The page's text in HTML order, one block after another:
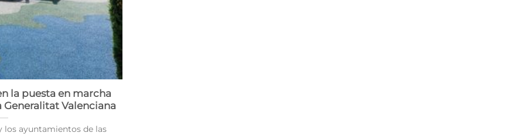
la puesta en marcha
Generalitat Valenciana
los ayuntamientos de las